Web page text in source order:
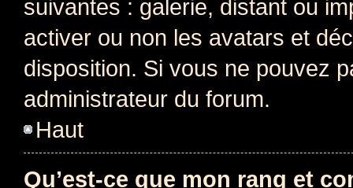
suivantes : galerie, distant ou
activer ou non les avatars et
disposition. Si vous ne pouvez
administrateur du forum.
Haut
Qu’est-ce que mon rang et